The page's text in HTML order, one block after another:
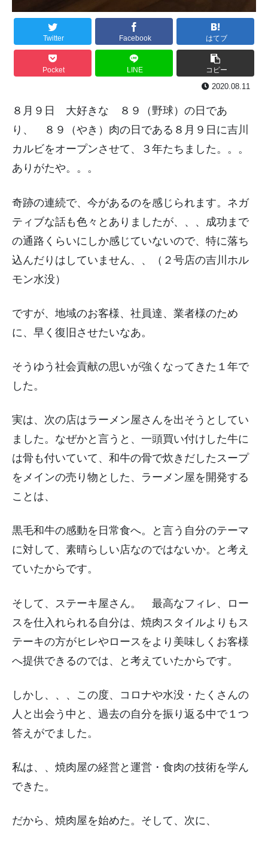
Twitter Facebook はてブ
Pocket LINE コピー
2020.08.11
８月９日 大好きな ８９（野球）の日であ
り、 ８９（やき）肉の日である８月９日に吉川
カルビをオープンさせて、３年たちました。。。
ありがたや。。。
奇跡の連続で、今があるのを感じられます。ネガ
ティブな話も色々とありましたが、、、成功まで
の通路くらいにしか感じていないので、特に落ち
込んだりはしていません、、（２号店の吉川ホル
モン水没）
ですが、地域のお客様、社員達、業者様のため
に、早く復旧させたいなあ。
そうゆう社会貢献の思いが強くなってきた１年で
した。
実は、次の店はラーメン屋さんを出そうとしてい
ました。なぜかと言うと、一頭買い付けした牛に
は骨も付いていて、和牛の骨で炊きだしたスープ
をメインの売り物とした、ラーメン屋を開発する
ことは、
黒毛和牛の感動を日常食へ。と言う自分のテーマ
に対して、素晴らしい店なのではないか。と考え
ていたからです。
そして、ステーキ屋さん。 最高なフィレ、ロー
スを仕入れられる自分は、焼肉スタイルよりもス
テーキの方がヒレやロースをより美味しくお客様
へ提供できるのでは、と考えていたからです。
しかし、、、この度、コロナや水没・たくさんの
人と出会う中と、過去の自分を振り返る中で１つ
答えがでました。
私は、、焼肉屋の経営と運営・食肉の技術を学ん
できた。
だから、焼肉屋を始めた。そして、次に、